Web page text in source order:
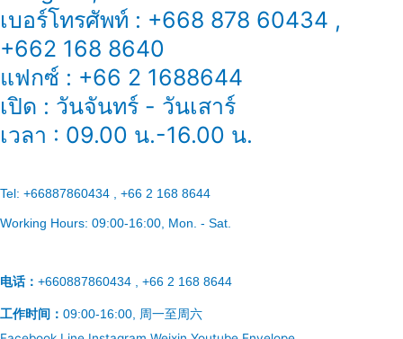
เบอร์โทรศัพท์ : +668 878 60434 ,
+662 168 8640
แฟกซ์ : +66 2 1688644
เปิด : วันจันทร์ - วันเสาร์
เวลา : 09.00 น.-16.00 น.
Tel: +66887860434 , +66 2 168 8644
Working Hours: 09:00-16:00 , Mon. - Sat.
电话： +660887860434 , +66 2 168 8644
工作时间： 09:00-16:00, 周一至周六